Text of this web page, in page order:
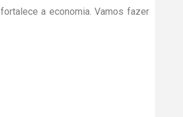
a economia. Vamos fazer